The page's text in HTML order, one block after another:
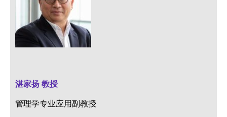
湛家扬 教授
管理学专业应用副教授